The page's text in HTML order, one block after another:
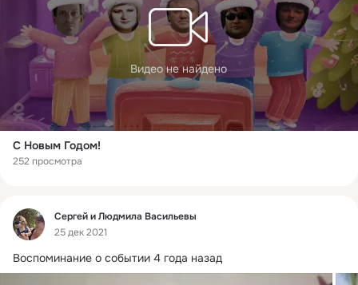
Видео не найдено
С Новым Годом!
252 просмотра
Фид
Сергей и Людмила Васильевы
25 дек 2021
Воспоминание о событии 4 года назад